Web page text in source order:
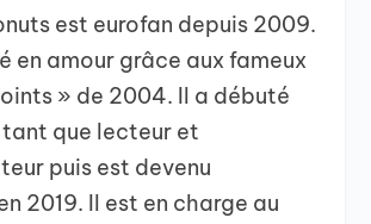
est eurofan depuis 2009.
en amour grâce aux fameux
» de 2004. Il a débuté
tant que lecteur et
puis est devenu
2019. Il est en charge au